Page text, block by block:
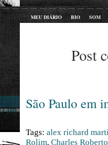
MEU DIÁRIO BIO SOM
Post
São Paulo em
jan
Tags: alex richard
Rolim, Charles